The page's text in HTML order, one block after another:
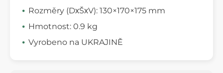
Rozměry (DхŠхV): 130×170×175 mm
Hmotnost: 0.9 kg
Vyrobeno na UKRAJINĚ